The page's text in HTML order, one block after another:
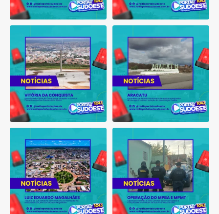
Conquista é obrigado a
1 0
reclamam de quedas
constantes...
1
caminhoneiro por...
1 0
prende dois investigados e
1 0